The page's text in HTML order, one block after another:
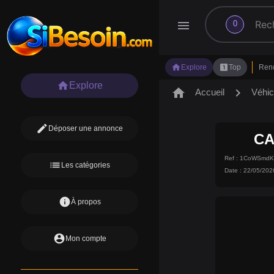
menu 0
search
home Explore looks_oneTop
home Explore
edit Déposer une annonce
list Les catégories
infoÀ propos
account_circle Mon compte
home Accueil chevron_right
Ref :
Date : 22/05/